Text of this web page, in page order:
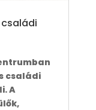
családi
A